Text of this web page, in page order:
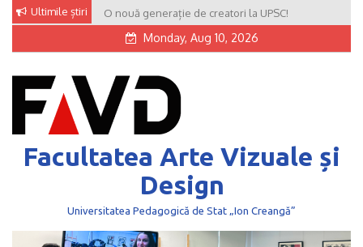
Skip
Ultimile știri O nouă generație de creatori la UPSC!
Monday, Aug 10, 2026
Facultatea Arte Vizuale și
Design
Universitatea Pedagogică de Stat „Ion Creangă”